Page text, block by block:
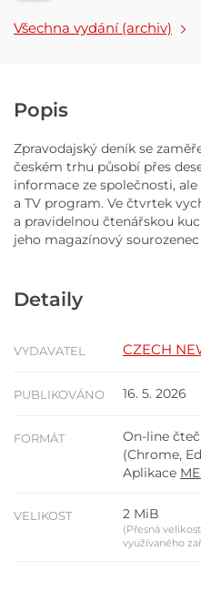
Všechna vydání (archiv)
Popis
Zpravodajský deník se
českém trhu působí přes
informace ze společnosti,
a TV program. Ve čtvrtek
a pravidelnou čtenářskou
jeho magazínový
Detaily
VYDAVATEL CZECH
PUBLIKOVÁNO 16. 5. 2026
FORMÁT
On-line
(Chrome,
Aplikace
VELIKOST 2 MiB
(Přesná
využívaného